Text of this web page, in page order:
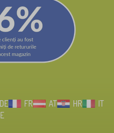
DE FR AT HR
IT